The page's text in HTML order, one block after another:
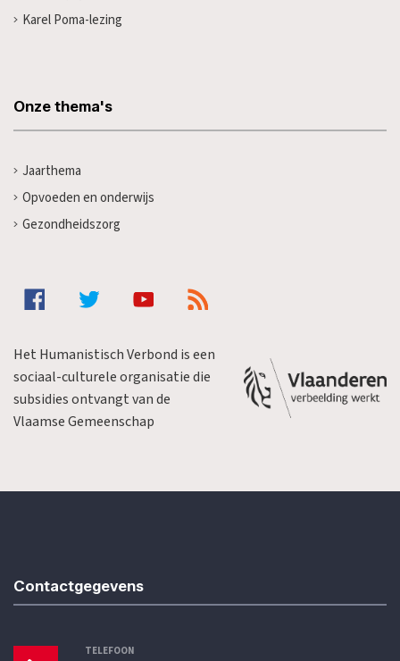
Karel Poma-lezing
Onze thema's
Jaarthema
Opvoeden en onderwijs
Gezondheidszorg
Het Humanistisch Verbond is een
sociaal-culturele organisatie die
subsidies ontvangt van de
Vlaamse Gemeenschap
Contactgegevens
TELEFOON